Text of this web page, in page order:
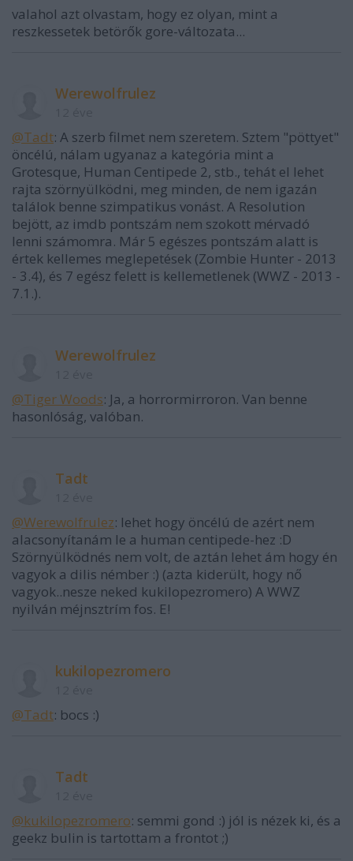
valahol azt olvastam, hogy ez olyan, mint a
reszkessetek betörők gore-változata...
Werewolfrulez
@Tadt: A szerb filmet nem szeretem. Sztem "pöttyet"
öncélú, nálam ugyanaz a kategória mint a
Grotesque, Human Centipede 2, stb., tehát el lehet
rajta szörnyülködni, meg minden, de nem igazán
találok benne szimpatikus vonást. A Resolution
bejött, az imdb pontszám nem szokott mérvadó
lenni számomra. Már 5 egészes pontszám alatt is
értek kellemes meglepetések (Zombie Hunter - 2013
- 3.4), és 7 egész felett is kellemetlenek (WWZ - 2013 -
7.1.).
Werewolfrulez
@Tiger Woods: Ja, a horrormirroron. Van benne
hasonlóság, valóban.
Tadt
@Werewolfrulez: lehet hogy öncélú de azért nem
alacsonyítanám le a human centipede-hez :D
Szörnyülködnés nem volt, de aztán lehet ám hogy én
vagyok a dilis némber :) (azta kiderült, hogy nő
vagyok..nesze neked kukilopezromero) A WWZ
nyilván méjnsztrím fos. E!
kukilopezromero
@Tadt: bocs :)
Tadt
@kukilopezromero: semmi gond :) jól is nézek ki, és a
geekz bulin is tartottam a frontot ;)